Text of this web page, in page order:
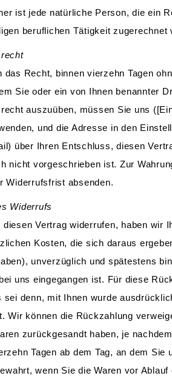
ist jede natürliche Person, die ein
beruflichen Tätigkeit zugerechnet
das Recht, binnen vierzehn Tagen
Sie oder ein von Ihnen benannter
auszuüben, müssen Sie uns
und die Adresse in den
über Ihren Entschluss, diesen
nicht vorgeschrieben ist. Zur
Widerrufsfrist absenden.
Widerrufs
diesen Vertrag widerrufen, haben wir
Kosten, die sich daraus
unverzüglich und spätestens
uns eingegangen ist. Für diese
sei denn, mit Ihnen wurde
Wir können die Rückzahlung
zurückgesandt haben, je
Tagen ab dem Tag, an dem
wenn Sie die Waren vor